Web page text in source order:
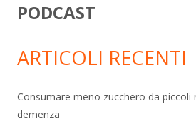
PODCAST
ARTICOLI RECENTI
Consumare meno zucchero da piccoli
demenza